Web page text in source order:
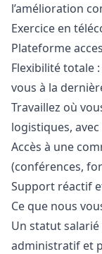
l’amélioration
Exercice en
Plateforme
Flexibilité totale
vous à la
Travaillez où
logistiques,
Accès à une
(conférences,
Support réactif
Ce que nous
Un statut
administratif et